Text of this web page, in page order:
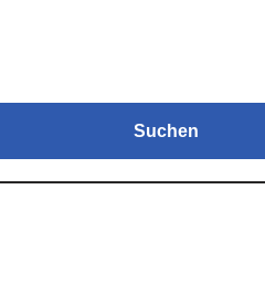
Suchen